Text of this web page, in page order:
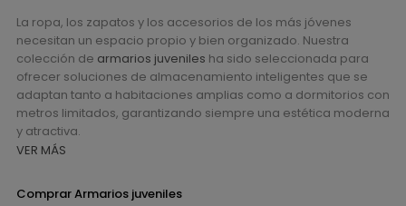
La ropa, los zapatos y los accesorios de los más jóvenes
necesitan un espacio propio y bien organizado. Nuestra
colección de armarios juveniles ha sido seleccionada para
ofrecer soluciones de almacenamiento inteligentes que se
adaptan tanto a habitaciones amplias como a dormitorios con
metros limitados, garantizando siempre una estética moderna
y atractiva.
VER MÁS
Comprar Armarios juveniles